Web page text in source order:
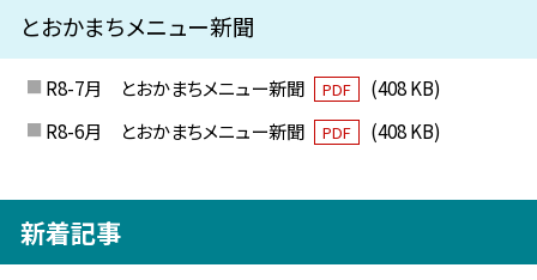
とおかまちメニュー新聞
R8-7月 とおかまちメニュー新聞 PDF
(408 KB)
R8-6月 とおかまちメニュー新聞
PDF (408 KB)
新着記事